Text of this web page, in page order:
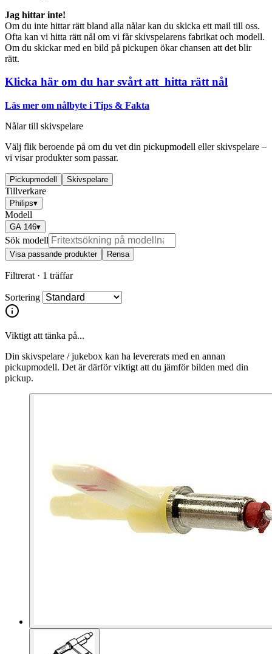
Jag hittar inte!
Om du inte hittar rätt bland alla nålar kan du skicka ett mail till oss.
Ofta kan vi hitta rätt nål om vi får skivspelarens fabrikat och modell.
Om du skickar med en bild på pickupen ökar chansen att det blir
rätt.
Klicka här om du har svårt att hitta rätt nål
Läs mer om nålbyte i Tips & Fakta
Nålar till skivspelare
Välj flik beroende på om du vet din pickupmodell eller skivspelare –
vi visar produkter som passar.
Pickupmodell Skivspelare
Tillverkare
Philips▾
Modell
GA 146▾
Sök modell
Visa passande produkter Rensa
Filtrerat · 1 träffar
Sortering
Viktigt att tänka på...
Din skivspelare / jukebox kan ha levererats med en annan
pickupmodell. Det är därför viktigt att du jämför bilden med din
pickup.